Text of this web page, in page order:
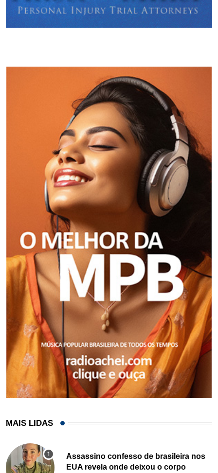
MAIS LIDAS
Assassino confesso de brasileira nos
EUA revela onde deixou o corpo